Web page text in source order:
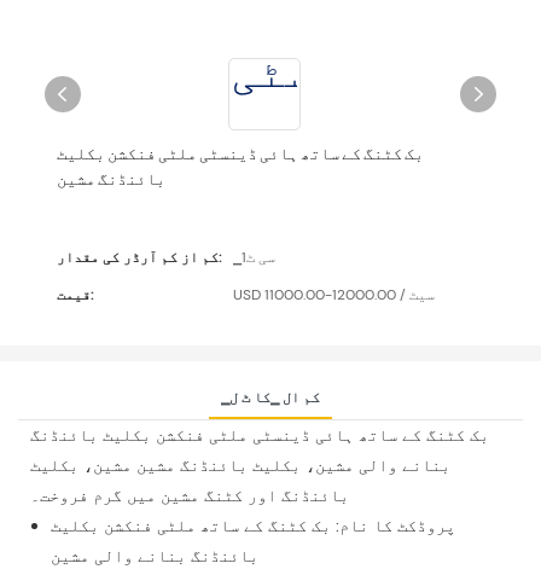
بک کٹنگ کے ساتھ ہائی ڈینسٹی ملٹی فنکشن بکلیٹ
بائنڈنگ مشین
کم از کم آرڈر کی مقدار:
▁سی ٹ1
قیمت:
USD 11000.00-12000.00 / سیٹ
▁کم ال ▁کا ٹ ل
بک کٹنگ کے ساتھ ہائی ڈینسٹی ملٹی فنکشن بکلیٹ بائنڈنگ
بنانے والی مشین، بکلیٹ بائنڈنگ مشین مشین، بکلیٹ
بائنڈنگ اور کٹنگ مشین میں گرم فروخت۔
پروڈکٹ کا نام: بک کٹنگ کے ساتھ ملٹی فنکشن بکلیٹ
بائنڈنگ بنانے والی مشین